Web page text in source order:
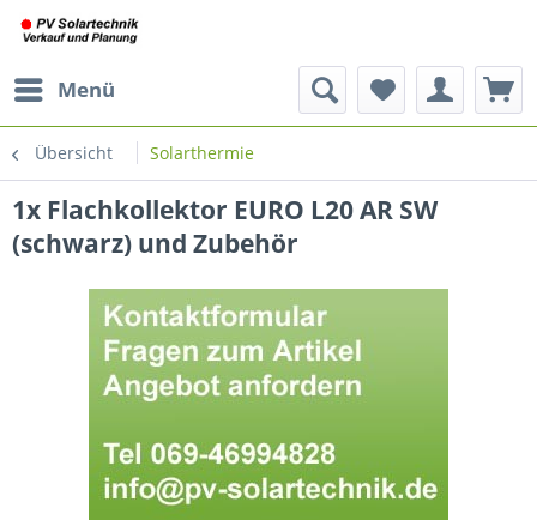
Menü
Übersicht Solarthermie
1x Flachkollektor EURO L20 AR SW
(schwarz) und Zubehör